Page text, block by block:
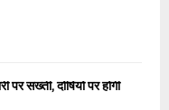
पर सख्ती, दोषियों पर होगी